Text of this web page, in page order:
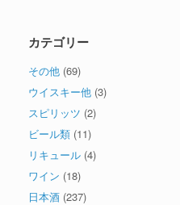
カテゴリー
その他 (69)
ウイスキー他 (3)
スピリッツ (2)
ビール類 (11)
リキュール (4)
ワイン (18)
日本酒 (237)